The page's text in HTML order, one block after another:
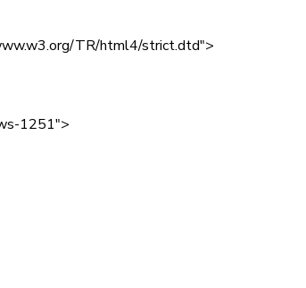
TR/html4/strict.dtd">
1251">